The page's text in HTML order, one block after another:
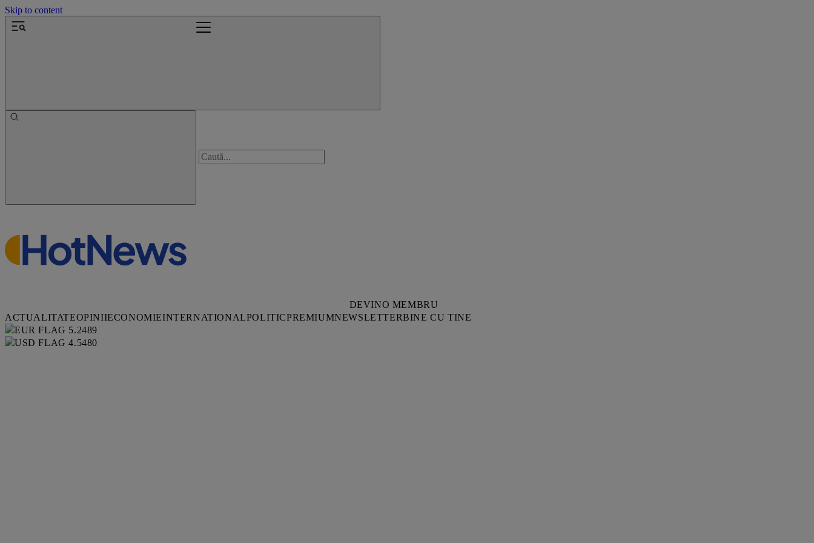
Skip to content
DEVINO MEMBRU
ACTUALITATEOPINIIECONOMIEINTERNATIONALPOLITICPREMIUMNEWSLETTERBINE CU TINE
5.2489
4.5480